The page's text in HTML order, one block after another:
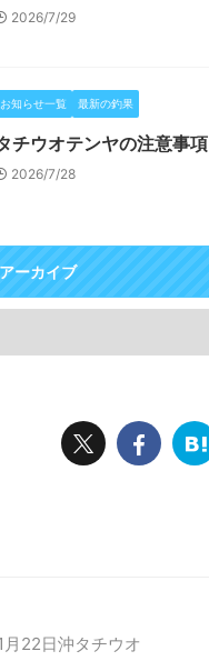
2026/7/29
お知らせ一覧 最新の釣果
チウオテンヤの注意事項
2026/7/28
ーカイブ
月22日沖タチウオ